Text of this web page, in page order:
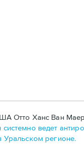
Отто Ханс Ван
ведет
Уральском регионе.